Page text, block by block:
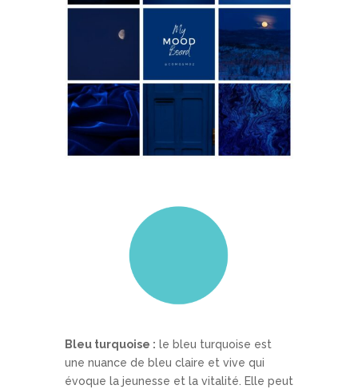
Bleu turquoise : le bleu turquoise est
une nuance de bleu claire et vive qui
évoque la jeunesse et la vitalité. Elle peut